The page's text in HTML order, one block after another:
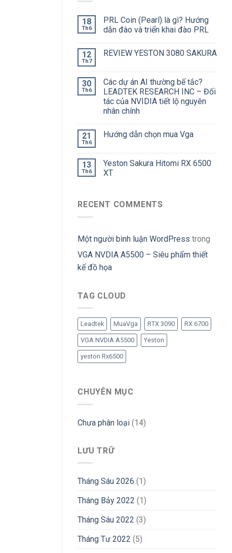
18
Th6
PRL Coin (Pearl) là gì? Hướng
dẫn đào và triển khai đào PRL
12
Th7
REVIEW YESTON 3080 SAKURA
30
Th6
Các dự án AI thường bế tắc?
LEADTEK RESEARCH INC – Đối
tác của NVIDIA tiết lộ nguyên
nhân chính
21
Th6
Hướng dẫn chọn mua Vga
13
Th6
Yeston Sakura Hitomi RX 6500
XT
RECENT COMMENTS
Một người bình luận WordPress trong
VGA NVDIA A5500 – Siêu phẩm thiết
kế đồ họa
TAG CLOUD
Leadtek MuaVga RTX 3090 RX 6700
VGA NVDIA A5500 Yeston
yeston Rx6500
CHUYÊN MỤC
Chưa phân loại (14)
LƯU TRỮ
Tháng Sáu 2026 (1)
Tháng Bảy 2022 (1)
Tháng Sáu 2022 (3)
Tháng Tư 2022 (5)